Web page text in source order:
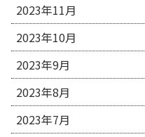
2023年11月
2023年10月
2023年9月
2023年8月
2023年7月